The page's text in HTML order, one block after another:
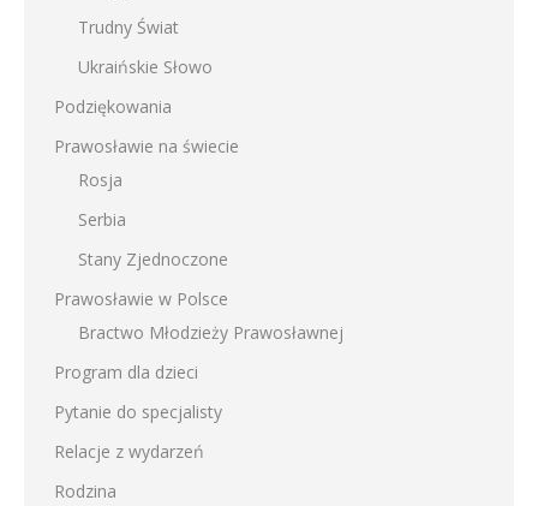
Trudny Świat
Ukraińskie Słowo
Podziękowania
Prawosławie na świecie
Rosja
Serbia
Stany Zjednoczone
Prawosławie w Polsce
Bractwo Młodzieży Prawosławnej
Program dla dzieci
Pytanie do specjalisty
Relacje z wydarzeń
Rodzina